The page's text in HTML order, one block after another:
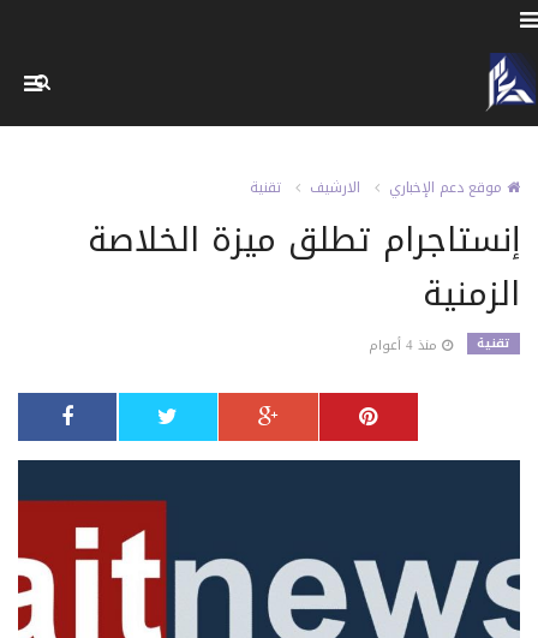
موقع دعم الإخباري الارشيف تقنية
إنستاجرام تطلق ميزة الخلاصة
الزمنية
تقنية منذ 4 أعوام